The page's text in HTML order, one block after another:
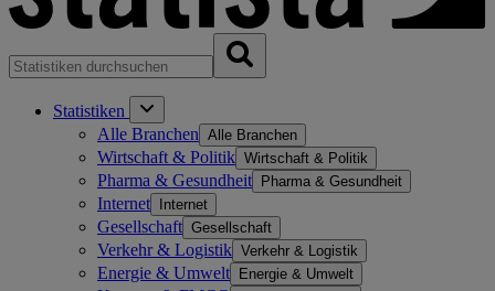
Statistiken
Alle Branchen Alle Branchen
Wirtschaft & Politik Wirtschaft & Politik
Pharma & Gesundheit Pharma & Gesundheit
Internet Internet
Gesellschaft Gesellschaft
Verkehr & Logistik Verkehr & Logistik
Energie & Umwelt Energie & Umwelt